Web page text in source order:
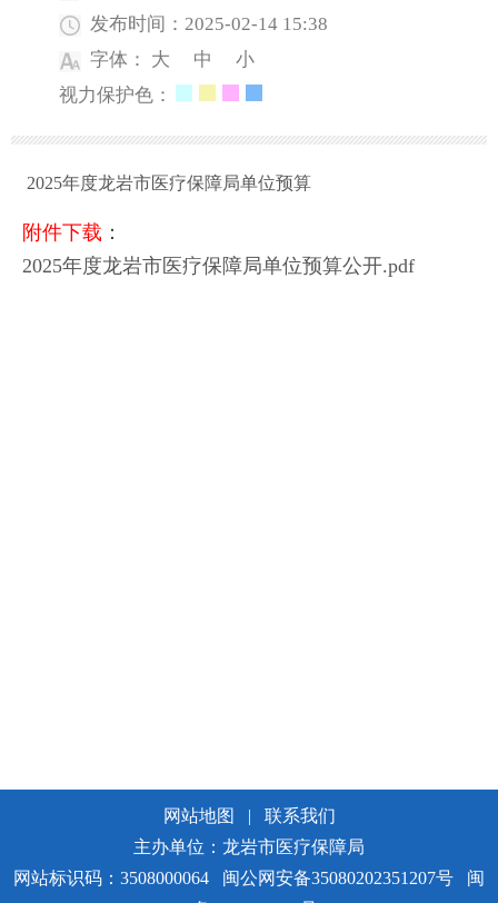
发布时间：2025-02-14 15:38
字体： 大 中
小
视力保护色：
2025年度龙岩市医疗保障局单位预算
附件下载 ：
2025年度龙岩市医疗保障局单位预算公开.pdf
网站地图 |
联系我们
主办单位：龙岩市医疗保障局
网站标识码：3508000064
闽公网安备35080202351207号
闽